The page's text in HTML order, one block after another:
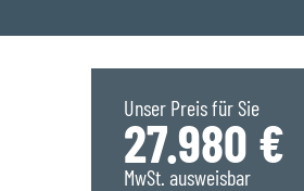
Saarwellingen
Marken
Unser Preis für Sie
27.980 €
MwSt. ausweisbar